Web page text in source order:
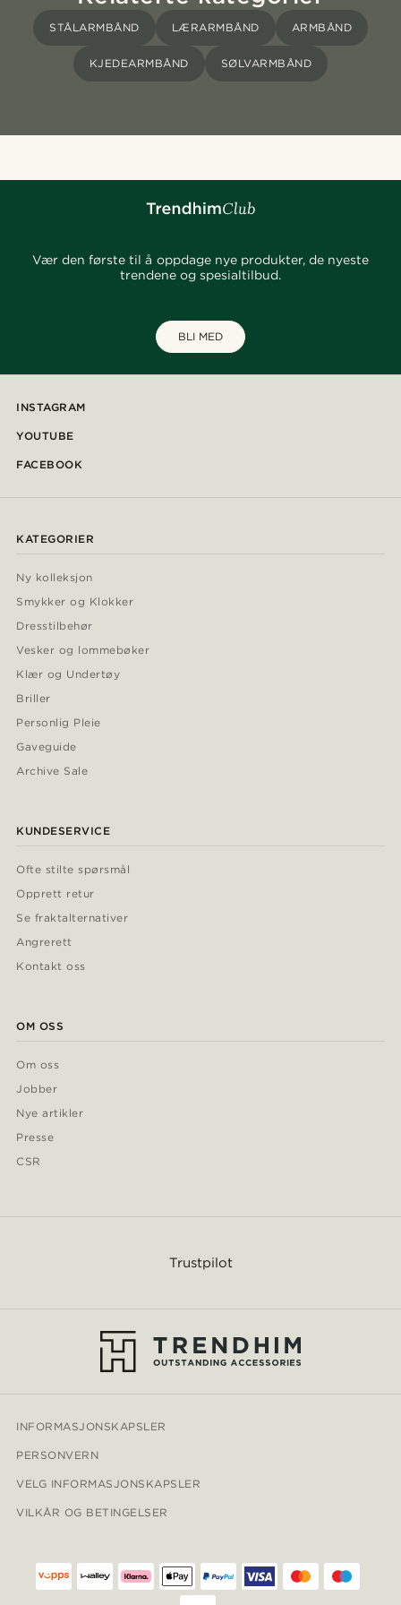
STÅLARMBÅND LÆRARMBÅND ARMBÅND
KJEDEARMBÅND SØLVARMBÅND
Vær den første til å oppdage nye produkter, de nyeste
trendene og spesialtilbud.
BLI MED
INSTAGRAM
YOUTUBE
FACEBOOK
KATEGORIER
Ny kolleksjon
Smykker og Klokker
Dresstilbehør
Vesker og lommebøker
Klær og Undertøy
Briller
Personlig Pleie
Gaveguide
Archive Sale
KUNDESERVICE
Ofte stilte spørsmål
Opprett retur
Se fraktalternativer
Angrerett
Kontakt oss
OM OSS
Om oss
Jobber
Nye artikler
Presse
CSR
Trustpilot
INFORMASJONSKAPSLER
PERSONVERN
VELG INFORMASJONSKAPSLER
VILKÅR OG BETINGELSER